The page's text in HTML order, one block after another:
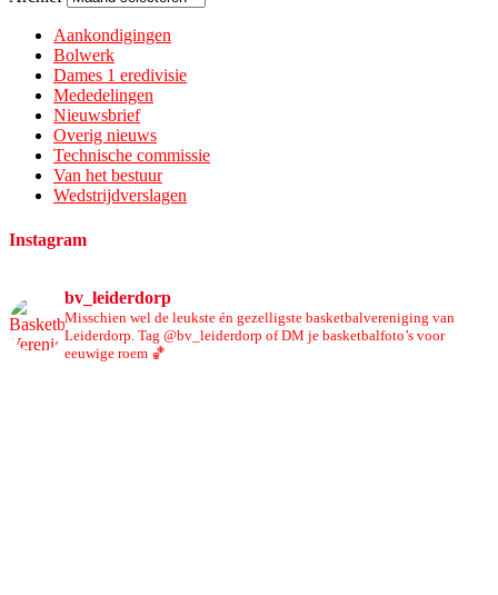
Aankondigingen
Bolwerk
Dames 1 eredivisie
Mededelingen
Nieuwsbrief
Overig nieuws
Technische commissie
Van het bestuur
Wedstrijdverslagen
Instagram
bv_leiderdorp
Misschien wel de leukste én gezelligste basketbalvereniging van
Leiderdorp. Tag @bv_leiderdorp of DM je basketbalfoto’s voor
eeuwige roem 🏀